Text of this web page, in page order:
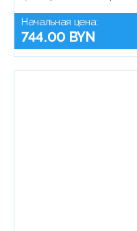
Начальная цена:
744.00 BYN